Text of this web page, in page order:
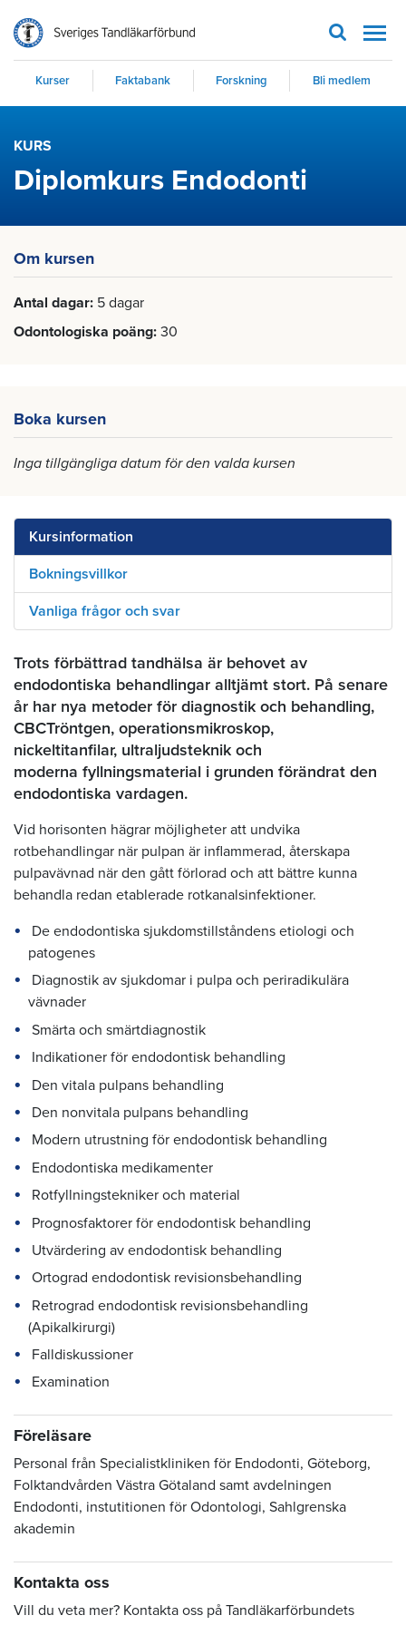
Kurser Faktabank Forskning Bli medlem
KURS
Diplomkurs Endodonti
Om kursen
Antal dagar 5 dagar
Odontologiska poäng 30
Boka kursen
Inga tillgängliga datum för den valda kursen
Kursinformation
Bokningsvillkor
Vanliga frågor och svar
Trots förbättrad tandhälsa är behovet av
endodontiska behandlingar alltjämt stort. På senare
år har nya metoder för diagnostik och behandling,
CBCTröntgen, operationsmikroskop,
nickeltitanfilar, ultraljudsteknik och
moderna fyllningsmaterial i grunden förändrat den
endodontiska vardagen.
Vid horisonten hägrar möjligheter att undvika
rotbehandlingar när pulpan är inflammerad, återskapa
pulpavävnad när den gått förlorad och att bättre kunna
behandla redan etablerade rotkanalsinfektioner.
De endodontiska sjukdomstillståndens etiologi och
patogenes
Diagnostik av sjukdomar i pulpa och periradikulära
vävnader
Smärta och smärtdiagnostik
Indikationer för endodontisk behandling
Den vitala pulpans behandling
Den nonvitala pulpans behandling
Modern utrustning för endodontisk behandling
Endodontiska medikamenter
Rotfyllningstekniker och material
Prognosfaktorer för endodontisk behandling
Utvärdering av endodontisk behandling
Ortograd endodontisk revisionsbehandling
Retrograd endodontisk revisionsbehandling
(Apikalkirurgi)
Falldiskussioner
Examination
Föreläsare
Personal från Specialistkliniken för Endodonti, Göteborg,
Folktandvården Västra Götaland samt avdelningen
Endodonti, instutitionen för Odontologi, Sahlgrenska
akademin
Kontakta oss
Vill du veta mer? Kontakta oss på Tandläkarförbundets